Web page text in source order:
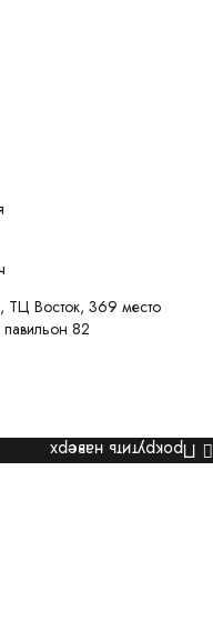
ТЦ Восток, 369 место
82
Прокрутить наверх